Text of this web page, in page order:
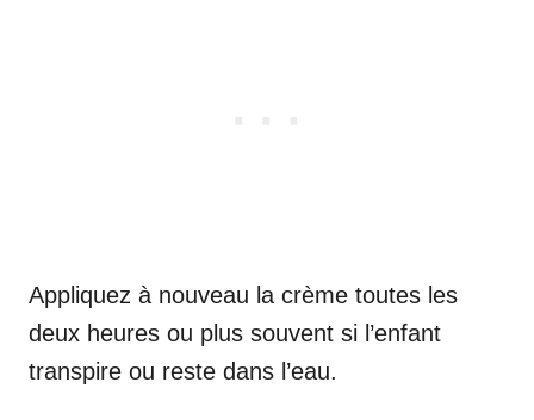
Appliquez à nouveau la crème toutes les
deux heures ou plus souvent si l’enfant
transpire ou reste dans l’eau.